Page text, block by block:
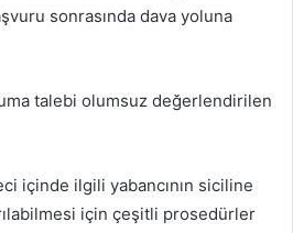
sonrasında dava yoluna
talebi olumsuz değerlendirilen
içinde ilgili yabancının siciline
için çeşitli prosedürler